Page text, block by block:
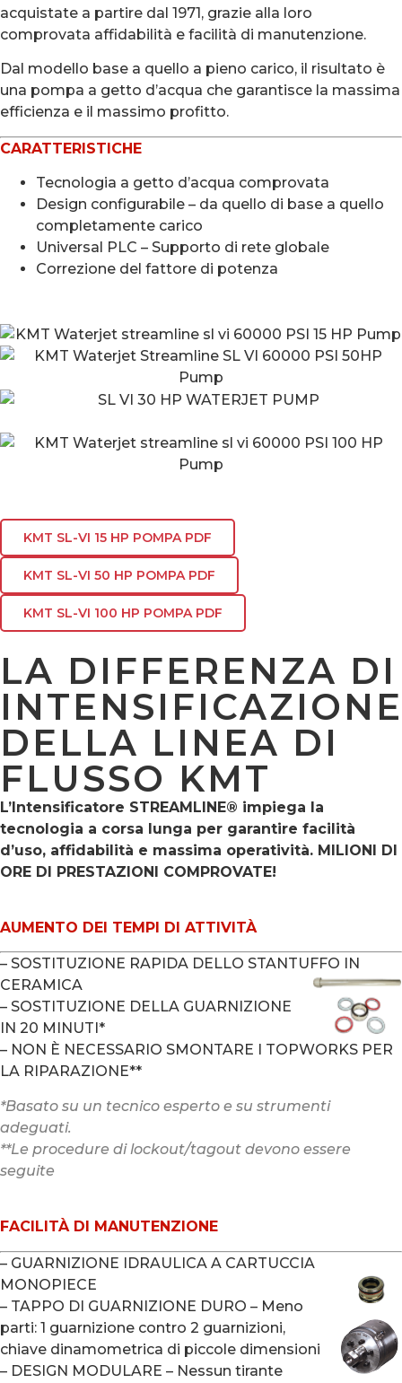
acquistate a partire dal 1971, grazie alla loro
comprovata affidabilità e facilità di manutenzione.
Dal modello base a quello a pieno carico, il risultato è
una pompa a getto d’acqua che garantisce la massima
efficienza e il massimo profitto.
CARATTERISTICHE
Tecnologia a getto d’acqua comprovata
Design configurabile – da quello di base a quello
completamente carico
Universal PLC – Supporto di rete globale
Correzione del fattore di potenza
KMT SL-VI 15 HP POMPA PDF
KMT SL-VI 50 HP POMPA PDF
KMT SL-VI 100 HP POMPA PDF
LA DIFFERENZA DI
INTENSIFICAZIONE
DELLA LINEA DI
FLUSSO KMT
L’Intensificatore STREAMLINE® impiega la
tecnologia a corsa lunga per garantire facilità
d’uso, affidabilità e massima operatività. MILIONI DI
ORE DI PRESTAZIONI COMPROVATE!
AUMENTO DEI TEMPI DI ATTIVITÀ
– SOSTITUZIONE RAPIDA DELLO STANTUFFO IN
CERAMICA
– SOSTITUZIONE DELLA GUARNIZIONE
IN 20 MINUTI*
– NON È NECESSARIO SMONTARE I TOPWORKS PER
LA RIPARAZIONE**
*Basato su un tecnico esperto e su strumenti
adeguati.
**Le procedure di lockout/tagout devono essere
seguite
FACILITÀ DI MANUTENZIONE
– GUARNIZIONE IDRAULICA A CARTUCCIA
MONOPIECE
– TAPPO DI GUARNIZIONE DURO – Meno
parti: 1 guarnizione contro 2 guarnizioni,
chiave dinamometrica di piccole dimensioni
– DESIGN MODULARE – Nessun tirante